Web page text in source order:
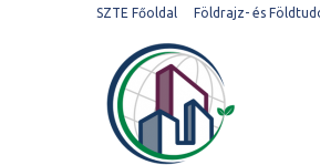
SZTE Főoldal Földrajz- és